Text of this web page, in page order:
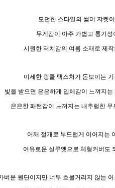
모던한 스타일의 썸머 쟈켓
무게감이 아주 가볍고 통기성
시원한 터치감의 여름 소재로 제
미세한 링클 텍스처가 돋보이는
빛을 받으면 은은하게 입체감이 느껴지는
은은한 패턴감이 느껴지는 내추럴한 무
어깨 절개로 부드럽게 이어지는
여유로운 실루엣으로 체형커버도
벼운 원단이지만 너무 흐물거리지 않는